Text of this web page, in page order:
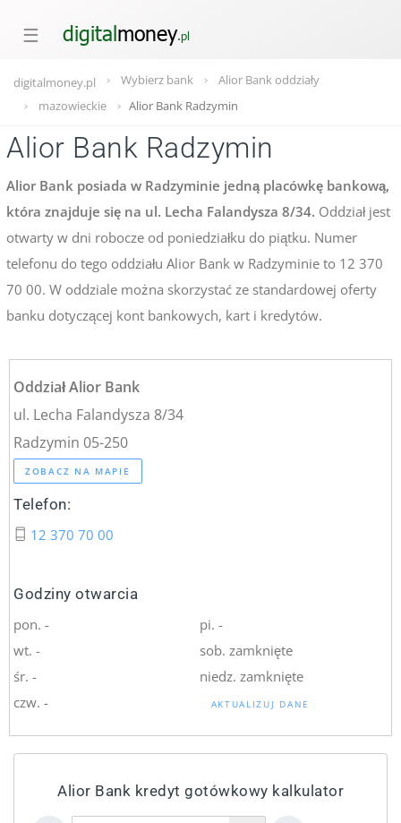
☰
digitalmoney.pl Wybierz bank
Alior Bank oddziały
mazowieckie
Alior Bank Radzymin
Alior Bank Radzymin
Alior Bank posiada w Radzyminie jedną placówkę bankową,
która znajduje się na ul. Lecha Falandysza 8/34. Oddział jest
otwarty w dni robocze od poniedziałku do piątku. Numer
telefonu do tego oddziału Alior Bank w Radzyminie to 12 370
70 00. W oddziale można skorzystać ze standardowej oferty
banku dotyczącej kont bankowych, kart i kredytów.
Oddział Alior Bank
ul. Lecha Falandysza 8/34
Radzymin 05-250
ZOBACZ NA MAPIE
Telefon:
12 370 70 00
Godziny otwarcia
pon. -
wt. -
śr. -
czw. -
pi. -
sob. zamknięte
niedz. zamknięte
AKTUALIZUJ DANE
Alior Bank kredyt gotówkowy kalkulator